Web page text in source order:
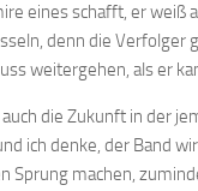
eines schafft, er weiß
denn die Verfolger
weitergehen, als er
die Zukunft in der
ich denke, der Band
Sprung machen,